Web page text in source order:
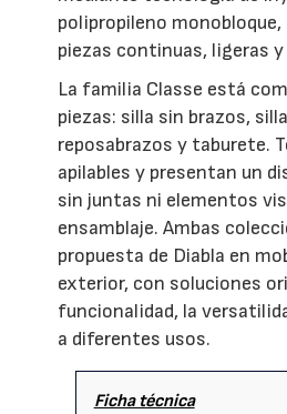
polipropileno monobloque,
piezas continuas, ligeras
La familia Classe está
piezas: silla sin brazos,
reposabrazos y taburete.
apilables y presentan un
sin juntas ni elementos
ensamblaje. Ambas
propuesta de Diabla en
exterior, con soluciones
funcionalidad, la
a diferentes usos.
Ficha técnica